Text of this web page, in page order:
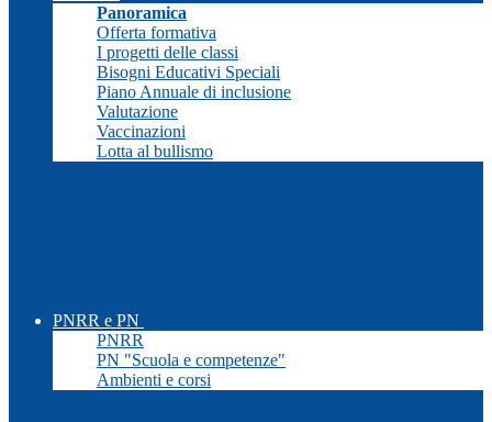
Panoramica
Offerta formativa
I progetti delle classi
Bisogni Educativi Speciali
Piano Annuale di inclusione
Valutazione
Vaccinazioni
Lotta al bullismo
PNRR e PN
PNRR
PN "Scuola e competenze"
Ambienti e corsi